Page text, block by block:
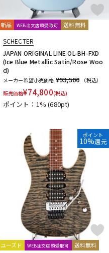
新品 WEB注文店頭受取可 送料無料
SCHECTER
JAPAN ORIGINAL LINE OL-BH-FXD
(Ice Blue Metallic Satin/Rose Woo
d)
メーカー希望小売価格 ¥93,500
（税込）
販売価格¥74,800(税込)
ポイント：1%(680pt)
ポイント
10%還元
ユーズド WEB注文店頭受取可 送料無料